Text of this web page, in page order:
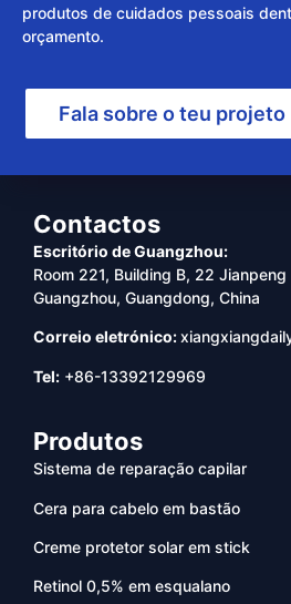
produtos de cuidados pessoais
orçamento.
Fala sobre o teu projeto
Contactos
Escritório de Guangzhou:
Room 221, Building B, 22
Guangzhou, Guangdong, China
Correio eletrónico:
Tel: +86-13392129969
Produtos
Sistema de reparação capilar
Cera para cabelo em bastão
Creme protetor solar em stick
Retinol 0,5% em esqualano